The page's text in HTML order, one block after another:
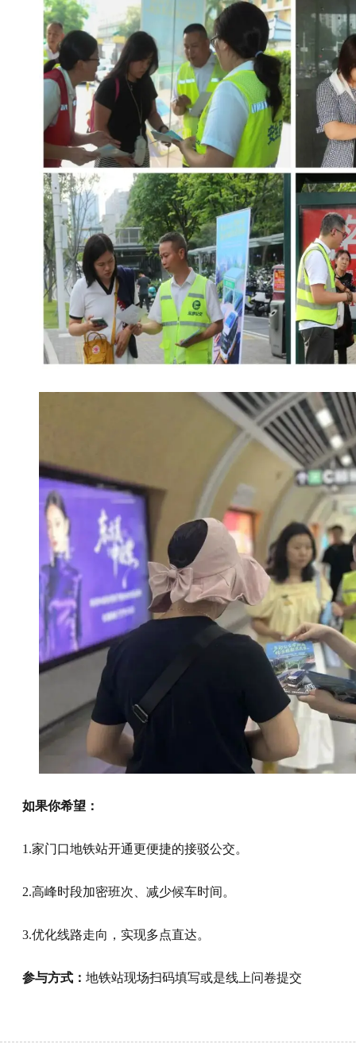
如果你希望：
1.家门口地铁站开通更便捷的接驳公交。
2.高峰时段加密班次、减少候车时间。
3.优化线路走向，实现多点直达。
参与方式： 地铁站现场扫码填写或是线上问卷提交